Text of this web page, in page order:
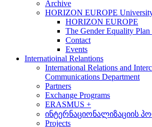
Archive
HORIZON EUROPE
HORIZON EUROPE
The Gender Equality
Contact
Events
Internatioinal Relantions
International Relations and
Communications Department
Partners
Exchange Programs
ERASMUS +
ინტერნაციონალიზაციის
Projects